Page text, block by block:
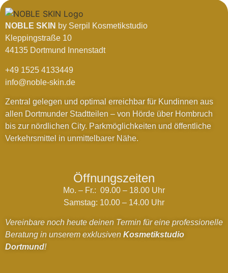
NOBLE SKIN by Serpil Kosmetikstudio
Kleppingstraße 10
44135 Dortmund Innenstadt
+49 1525 4133449
info@noble-skin.de
Zentral gelegen und optimal erreichbar für Kundinnen aus
allen Dortmunder Stadtteilen – von Hörde über Hombruch
bis zur nördlichen City. Parkmöglichkeiten und öffentliche
Verkehrsmittel in unmittelbarer Nähe.
Öffnungszeiten
Mo. – Fr.: 09.00 – 18.00 Uhr
Samstag: 10.00 – 14.00 Uhr
Vereinbare noch heute deinen Termin für eine professionelle
Beratung in unserem exklusiven Kosmetikstudio
Dortmund!